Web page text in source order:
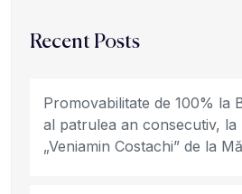
Recent Posts
Promovabilitate de 100% la
al patrulea an consecutiv, la
„Veniamin Costachi” de la